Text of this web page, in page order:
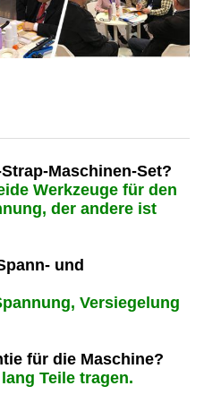
Maschinen-Set?
Werkzeuge für den
der andere ist
und
Versiegelung
für die Maschine?
Teile tragen.